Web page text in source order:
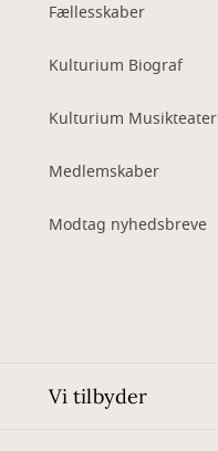
Fællesskaber
Kulturium Biograf
Kulturium Musikteater
Medlemskaber
Modtag nyhedsbreve
Vi tilbyder